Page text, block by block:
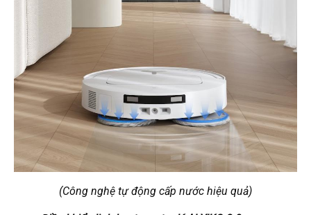
(Công nghệ tự động cấp nước hiệu quả)